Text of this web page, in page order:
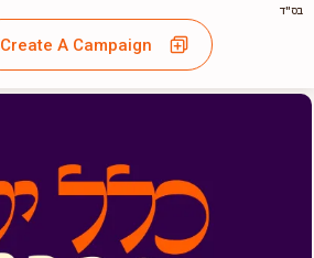
בס"ד
Create A Campaign